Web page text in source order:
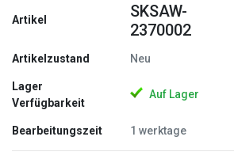
Artikel
SKSAW-
2370002
Artikelzustand Neu
Lager
Verfügbarkeit
Auf Lager
Bearbeitungszeit 1 werktage